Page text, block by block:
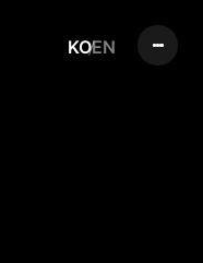
KOEN